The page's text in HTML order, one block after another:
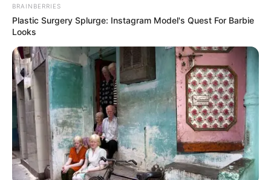
BRAINBERRIES
Plastic Surgery Splurge: Instagram Model's Quest For Barbie
Looks